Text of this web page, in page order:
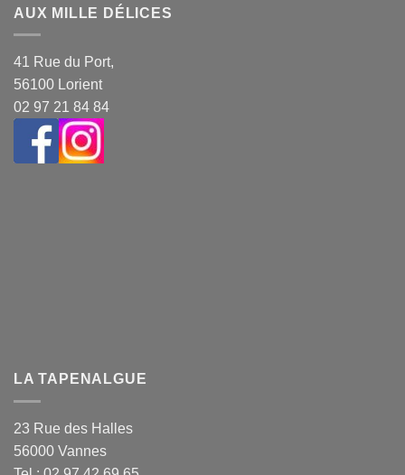
AUX MILLE DÉLICES
41 Rue du Port,
56100 Lorient
02 97 21 84 84
LA TAPENALGUE
23 Rue des Halles
56000 Vannes